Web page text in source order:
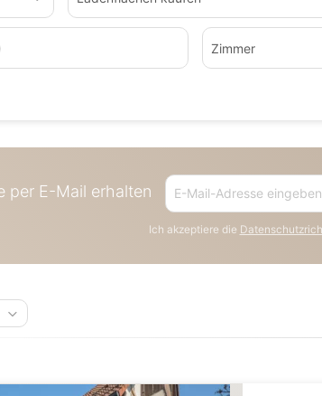
Zimmer
per E-Mail erhalten
Ich akzeptiere die